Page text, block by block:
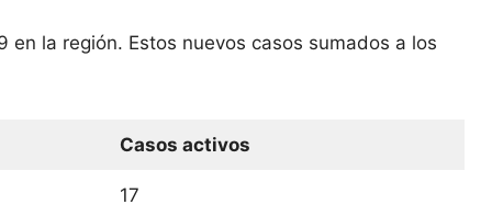
en la región. Estos nuevos casos sumados a los
Casos activos
17